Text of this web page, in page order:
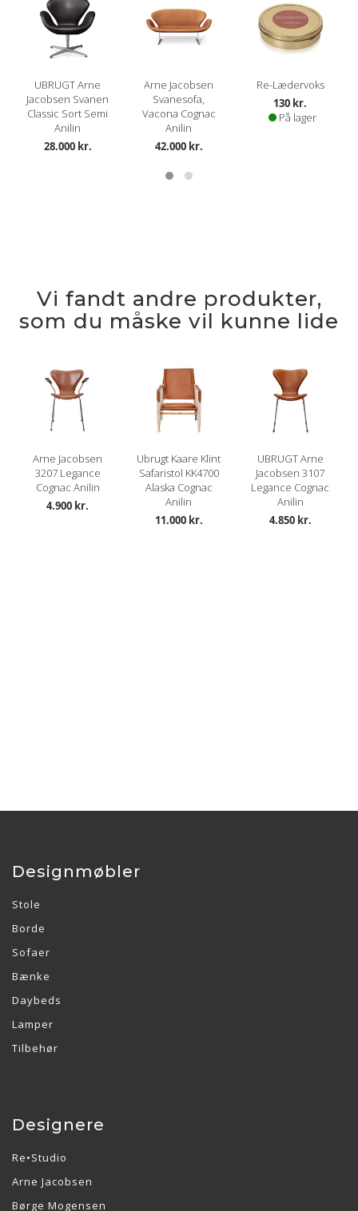
UBRUGT Arne
Jacobsen Svanen
Classic Sort Semi
Anilin
28.000 kr.
Arne Jacobsen
Svanesofa,
Vacona Cognac
Anilin
42.000 kr.
Re-Lædervoks
130 kr.
På lager
Vi fandt andre produkter,
som du måske vil kunne lide
Arne Jacobsen
3207 Legance
Cognac Anilin
4.900 kr.
Ubrugt Kaare Klint
Safaristol KK4700
Alaska Cognac
Anilin
11.000 kr.
UBRUGT Arne
Jacobsen 3107
Legance Cognac
Anilin
4.850 kr.
Designmøbler
Stole
Borde
Sofaer
Bænke
Daybeds
Lamper
Tilbehør
Designere
Re•Studio
Arne Jacobsen
Børge Mogensen